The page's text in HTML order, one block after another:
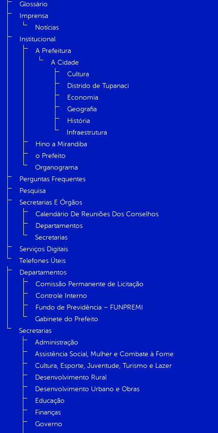
Glossário
Imprensa
Notícias
Institucional
A Prefeitura
A Cidade
Cultura
Distrido de Tupanaci
Economia
Geografia
História
Infraestrutura
Hino a Mirandiba
o Prefeito
Organograma
Perguntas Frequentes
Pesquisa
Secretarias E Órgãos
Calendário De Reuniões Dos Conselhos
Departamentos
Secretarias
Serviços Digitais
Telefones Úteis
Departamentos
Comissão Permanente de Licitação
Controle Interno
Fundo de Previdência – FUNPREMI
Gabinete do Prefeito
Secretarias
Administração
Assistência Social, Mulher e Combate à Fome
Cultura, Esporte, Juventude, Turismo e Lazer
Desenvolvimento Rural
Desenvolvimento Urbano e Obras
Educação
Finanças
Governo